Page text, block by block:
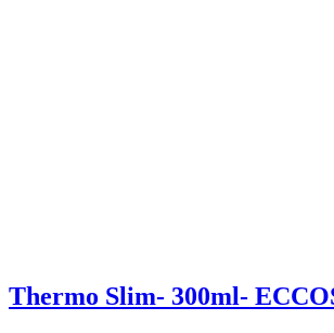
Thermo Slim- 300ml-